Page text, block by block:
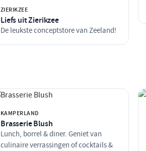
ZIERIKZEE
Liefs uit Zierikzee
De leukste conceptstore van Zeeland!
KAMPERLAND
Brasserie Blush
Lunch, borrel & diner. Geniet van
culinaire verrassingen of cocktails &